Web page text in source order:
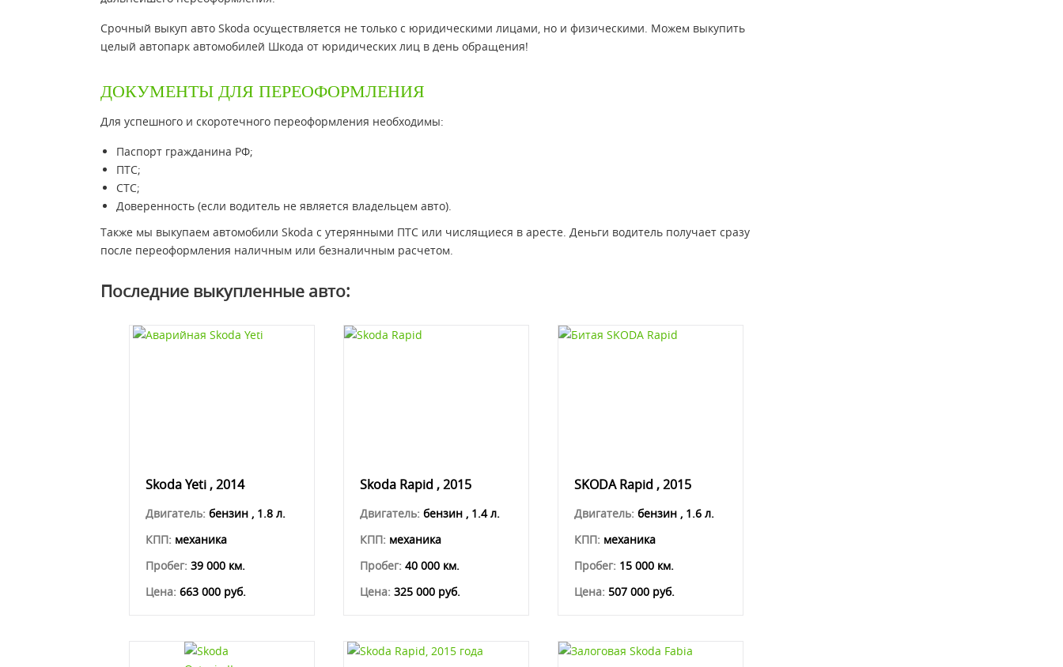
Срочный выкуп авто Skoda осуществляется не только с юридическими лицами, но и физическими. Можем выкупить
целый автопарк автомобилей Шкода от юридических лиц в день обращения!
ДОКУМЕНТЫ ДЛЯ ПЕРЕОФОРМЛЕНИЯ
Для успешного и скоротечного переоформления необходимы:
Паспорт гражданина РФ;
ПТС;
СТС;
Доверенность (если водитель не является владельцем авто).
Также мы выкупаем автомобили Skoda с утерянными ПТС или числящиеся в аресте. Деньги водитель получает сразу
после переоформления наличным или безналичным расчетом.
Последние выкупленные авто:
Skoda Yeti , 2014
Двигатель: бензин , 1.8 л.
КПП: механика
Пробег: 39 000 км.
Цена: 663 000 руб.
Skoda Rapid , 2015
Двигатель: бензин , 1.4 л.
КПП: механика
Пробег: 40 000 км.
Цена: 325 000 руб.
SKODA Rapid , 2015
Двигатель: бензин , 1.6 л.
КПП: механика
Пробег: 15 000 км.
Цена: 507 000 руб.